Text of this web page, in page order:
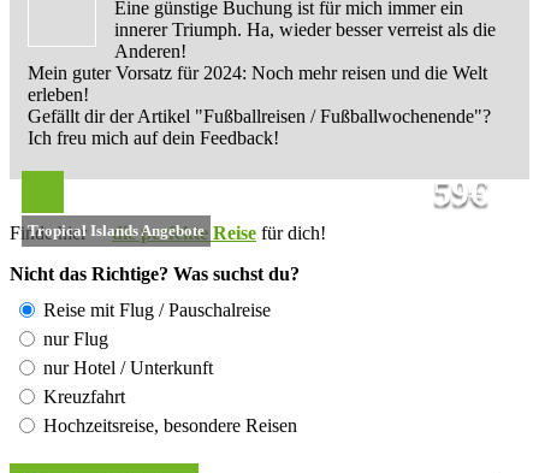
Eine günstige Buchung ist für mich immer ein
innerer Triumph. Ha, wieder besser verreist als die
Anderen!
Mein guter Vorsatz für 2024: Noch mehr reisen und die Welt
erleben!
Gefällt dir der Artikel "Fußballreisen / Fußballwochenende"?
Ich freu mich auf dein Feedback!
Finde hier die perfekte Reise für dich!
Nicht das Richtige? Was suchst du?
Reise mit Flug / Pauschalreise
nur Flug
nur Hotel / Unterkunft
Kreuzfahrt
Hochzeitsreise, besondere Reisen
Tropical Islands Angebote
59€